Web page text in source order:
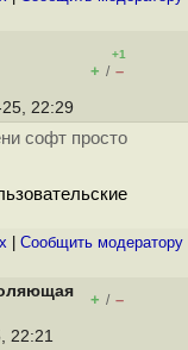
+1
+ / –
22:29
софт просто
Cообщить модератору
+ / –
22:21